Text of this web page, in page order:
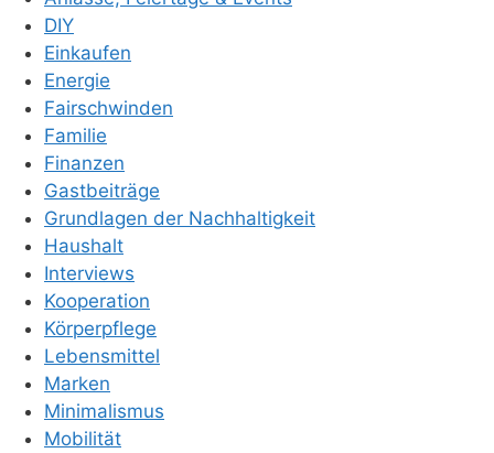
DIY
Einkaufen
Energie
Fairschwinden
Familie
Finanzen
Gastbeiträge
Grundlagen der Nachhaltigkeit
Haushalt
Interviews
Kooperation
Körperpflege
Lebensmittel
Marken
Minimalismus
Mobilität